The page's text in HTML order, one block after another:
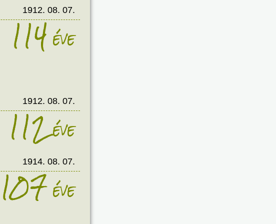
1912. 08. 07.
114éve
1912. 08. 07.
112éve
1914. 08. 07.
107éve